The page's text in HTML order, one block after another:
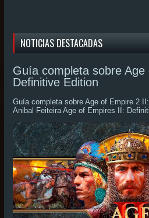
NOTICIAS DESTACADAS
Guía completa sobre
Definitive Edition
Guía completa sobre Age of Empire 2
Anibal Feiteira Age of Empires II: